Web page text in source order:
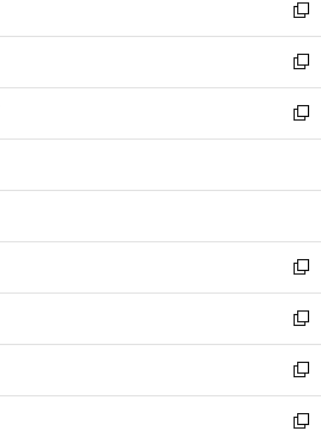
く
で
開
く
ド
ウ
で
開
く
ィ
ン
ド
ウ
で
開
い
ウ
ィ
ン
ド
ウ
開
新
し
い
ウ
ィ
ン
ウ
開
く
新
し
い
ウ
ン
ウ
で
開
く
新
し
ウ
ン
ド
ウ
で
開
く
新
し
い
ウ
ィ
ン
ド
新
し
い
ウ
ィ
新
し
い
新